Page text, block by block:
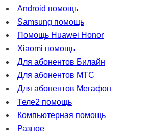
Android помощь
Samsung помощь
Помощь Huawei Honor
Xiaomi помощь
Для абонентов Билайн
Для абонентов МТС
Для абонентов Мегафон
Теле2 помощь
Компьютерная помощь
Разное